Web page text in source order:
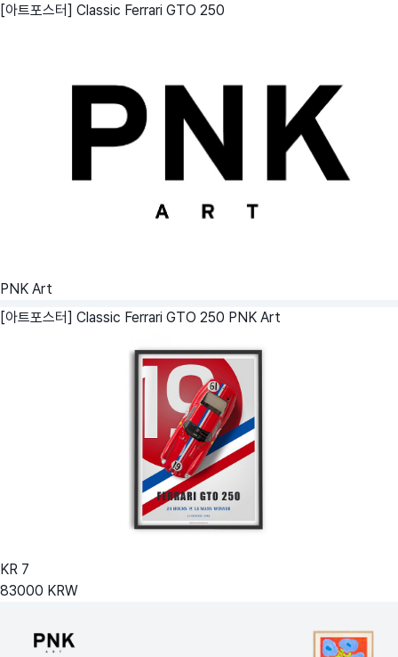
[아트포스터] Classic Ferrari GTO 250
PNK Art
[아트포스터] Classic Ferrari GTO 250 PNK Art
KR 7
83000 KRW